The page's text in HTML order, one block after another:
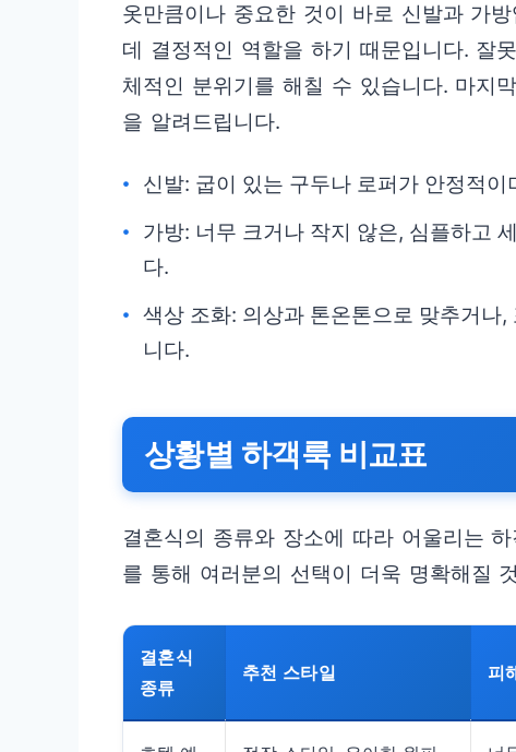
옷만큼이나 중요한 것이 바로 신발과 가
데 결정적인 역할을 하기 때문입니다. 잘
체적인 분위기를 해칠 수 있습니다. 마지
을 알려드립니다.
신발: 굽이 있는 구두나 로퍼가 안정적
가방: 너무 크거나 작지 않은, 심플하고
다.
색상 조화: 의상과 톤온톤으로 맞추거나
니다.
상황별 하객룩 비교표
결혼식의 종류와 장소에 따라 어울리는
를 통해 여러분의 선택이 더욱 명확해질
결혼식
종류
추천 스타일 피